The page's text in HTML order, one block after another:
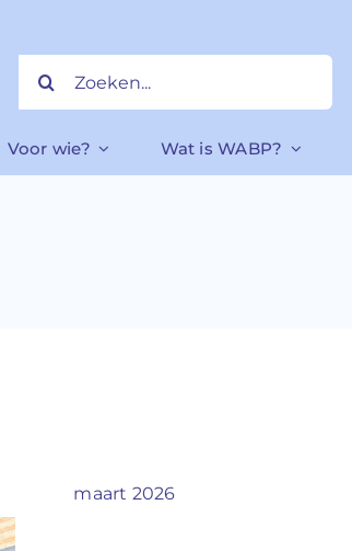
naar:
Voor wie? Wat is WABP?
maart 2026